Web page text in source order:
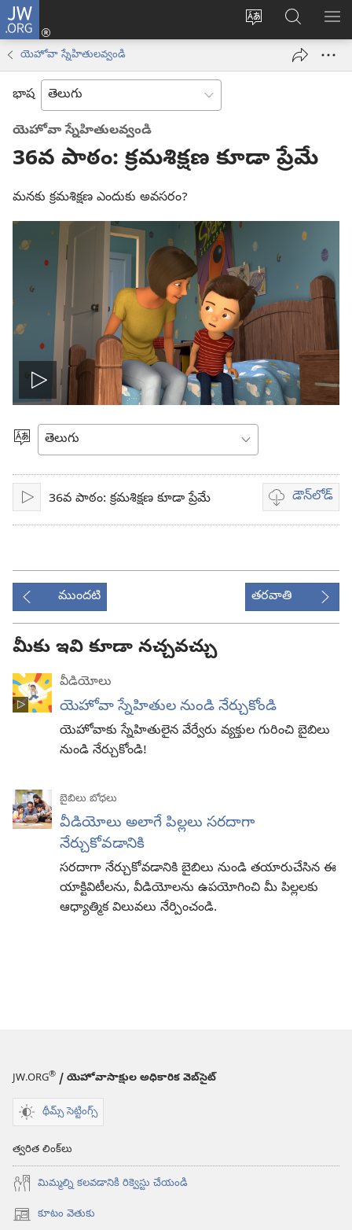
JW.ORG
సైట్
మార్చండి
లాగిన్
(కొత్త
ఓపెన్‌
JW.ORGలో
వెదకండి
యెహోవా స్నేహితులవ్వండి
భాష
యెహోవా స్నేహితులవ్వండి
36వ పాఠం: క్రమశిక్షణ కూడా ప్రేమే
మనకు క్రమశిక్షణ ఎందుకు అవసరం?
వీడియో
ప్లే
చేయి
భాష
ఎంచుకోండి
ప్లే 36వ పాఠం: క్రమశిక్షణ కూడా ప్రేమే డౌన్‌లోడ్‌
వీడియో
డౌన్‌లోడ్‌
ముందటి తరవాతి
మీకు ఇవి కూడా నచ్చవచ్చు
వీడియోలు
యెహోవా స్నేహితుల నుండి నేర్చుకోండి
యెహోవాకు స్నేహితులైన వేర్వేరు వ్యక్తుల గురించి బైబిలు
నుండి నేర్చుకోండి!
బైబిలు బోధలు
వీడియోలు అలాగే పిల్లలు సరదాగా
నేర్చుకోవడానికి
సరదాగా నేర్చుకోవడానికి బైబిలు నుండి తయారుచేసిన ఈ
యాక్టివిటీలను, వీడియోలను ఉపయోగించి మీ పిల్లలకు
ఆధ్యాత్మిక విలువలు నేర్పించండి.
JW.ORG® / యెహోవాసాక్షుల అధికారిక వెబ్‌సైట్‌
థీమ్స్ సెట్టింగ్స్
త్వరిత లింక్‌లు
మిమ్మల్ని కలవడానికి రిక్వెస్టు చేయండి
కూటం వెతుకు
(కొత్త